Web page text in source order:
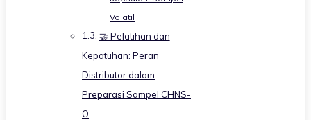
Volatil
🤝 Pelatihan dan
Kepatuhan: Peran
Distributor dalam
Preparasi Sampel CHNS-
O